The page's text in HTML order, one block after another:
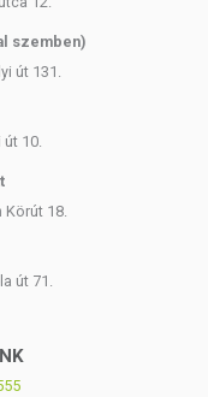
szemben)
út 131.
út 10.
Körút 18.
út 71.